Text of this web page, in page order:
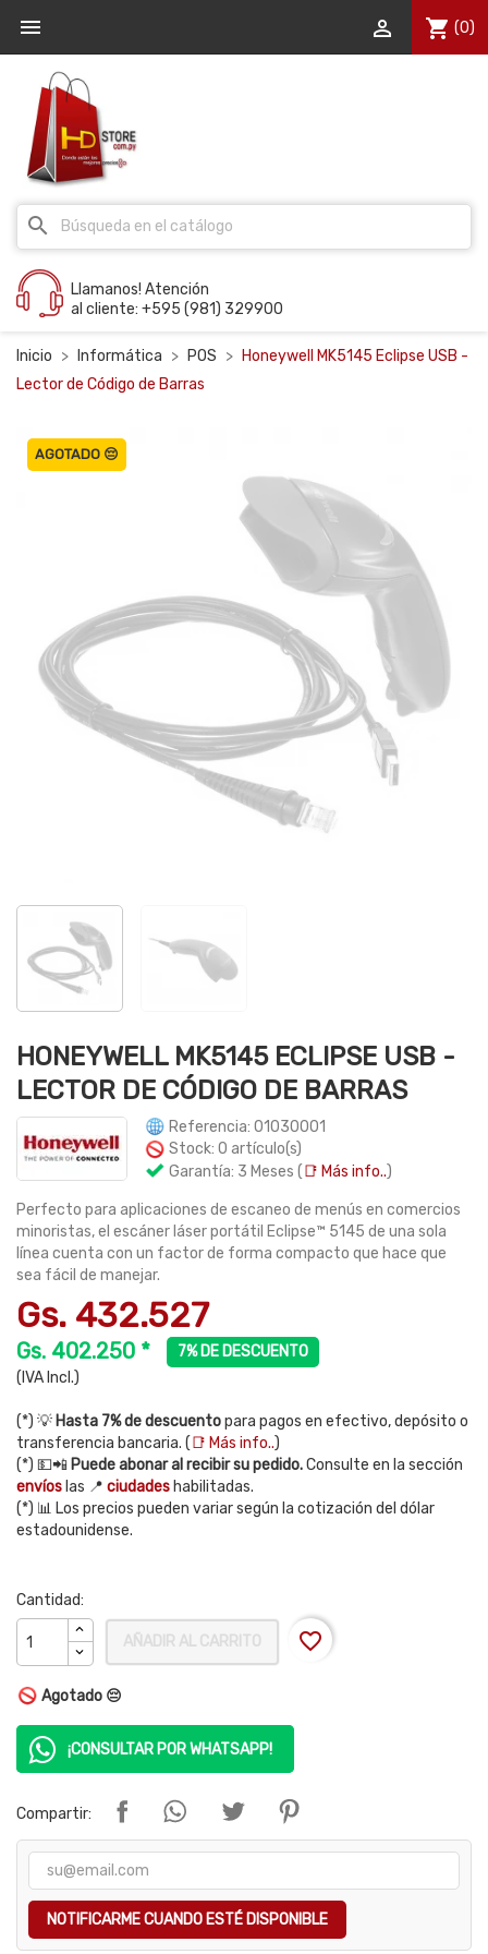
 shopping_cart (0)

search
Llamanos! Atención
al cliente: +595 (981) 329900
Inicio Informática POS
Honeywell MK5145 Eclipse USB -
Lector de Código de Barras
AGOTADO 😔
HONEYWELL MK5145 ECLIPSE USB -
LECTOR DE CÓDIGO DE BARRAS
Referencia: 01030001
Stock: 0 artículo(s)
Garantía: 3 Meses (📑 Más info..)
Perfecto para aplicaciones de escaneo de menús en comercios
minoristas, el escáner láser portátil Eclipse™ 5145 de una sola
línea cuenta con un factor de forma compacto que hace que
sea fácil de manejar.
Gs. 432.527
Gs. 402.250 *
7% DE DESCUENTO
(IVA Incl.)
(*) 💡 Hasta 7% de descuentopara pagos en efectivo, depósito o
transferencia bancaria. (📑 Más info..)
(*) 💵📲 Puede abonar al recibir su pedido.Consulte en la sección
envíos las 📍 ciudades habilitadas.
(*) 📊 Los precios pueden variar según la cotización del dólar
estadounidense.
Cantidad:
AÑADIR AL CARRITO favorite_border
Agotado 😔
¡CONSULTAR POR WHATSAPP!
Compartir:
NOTIFICARME CUANDO ESTÉ DISPONIBLE